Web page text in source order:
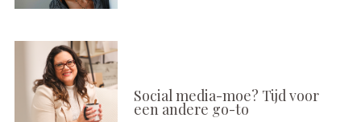
Social media-moe? Tijd voor
een andere go-to